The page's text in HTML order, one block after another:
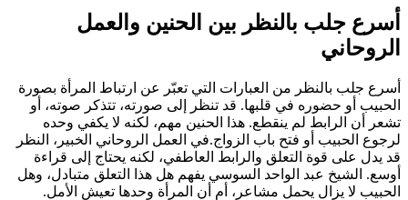
أسرع جلب بالنظر بين الحنين والعمل
الروحاني
أسرع جلب بالنظر من العبارات التي تعبّر عن ارتباط المرأة بصورة
الحبيب أو حضوره في قلبها. قد تنظر إلى صورته، تتذكر صوته، أو
تشعر أن الرابط لم ينقطع. هذا الحنين مهم، لكنه لا يكفي وحده
لرجوع الحبيب أو فتح باب الزواج.في العمل الروحاني الخبير، النظر
قد يدل على قوة التعلق والرابط العاطفي، لكنه يحتاج إلى قراءة
أوسع. الشيخ عبد الواحد السوسي يفهم هل هذا التعلق متبادل، وهل
الحبيب لا يزال يحمل مشاعر، أم أن المرأة وحدها تعيش الأمل.